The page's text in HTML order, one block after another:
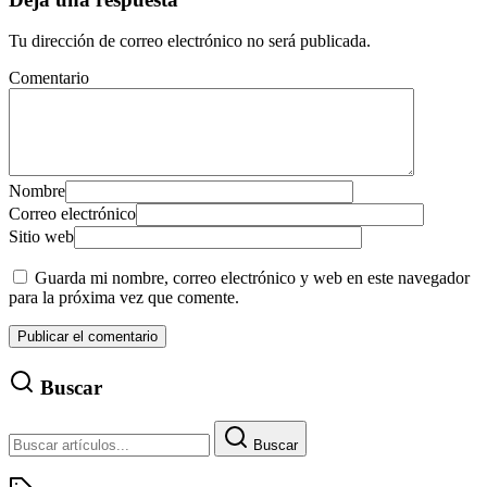
Tu dirección de correo electrónico no será publicada.
Comentario
Nombre
Correo electrónico
Sitio web
Guarda mi nombre, correo electrónico y web en este navegador
para la próxima vez que comente.
Buscar
Buscar